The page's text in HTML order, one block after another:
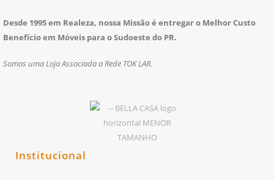
Desde 1995 em Realeza, nossa Missão é entregar o Melhor Custo
Benefício em Móveis para o Sudoeste do PR.
Somos uma Loja Associada a Rede TOK LAR.
Institucional